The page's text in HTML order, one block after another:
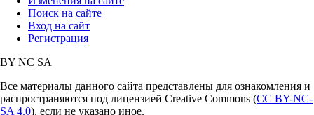
Поиск на сайте
Вход на сайт
Регистрация
BY NC SA
Все материалы данного сайта представлены для ознакомления и
распространяются под лицензией Creative Commons (CC BY-NC-
SA 4.0), если не указано иное.